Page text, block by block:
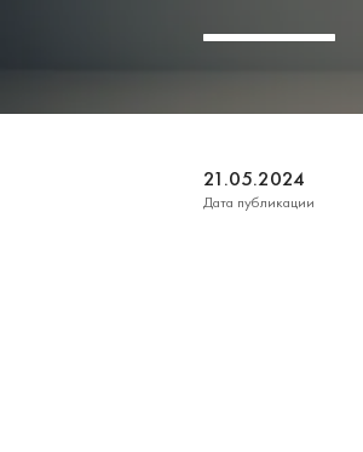
21.05.2024
Дата публикации